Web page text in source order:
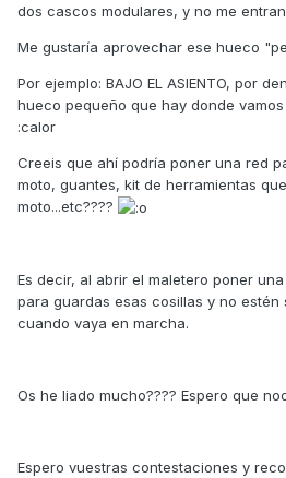
dos cascos modulares, y no me
Me gustaría aprovechar ese hueco
Por ejemplo: BAJO EL ASIENTO, por
hueco pequeño que hay donde
:calor
Creeis que ahí podría poner una red
moto, guantes, kit de herramientas
moto...etc????
Es decir, al abrir el maletero poner
para guardas esas cosillas y no estén
cuando vaya en marcha.
Os he liado mucho???? Espero que
Espero vuestras contestaciones y